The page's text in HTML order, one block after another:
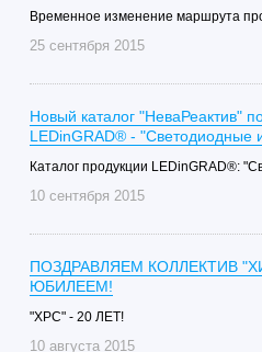
Временное изменение маршрута
25 сентября 2015
Новый каталог "НеваРеактив"
LEDinGRAD® - "Светодиодные
Каталог продукции LEDinGRAD®:
10 сентября 2015
ПОЗДРАВЛЯЕМ КОЛЛЕКТИВ
ЮБИЛЕЕМ!
"ХРС" - 20 ЛЕТ!
10 августа 2015